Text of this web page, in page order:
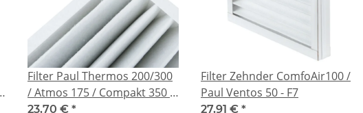
Filter Paul Thermos 200/300
/ Atmos 175 / Compakt 350 -
G4
23,70 € *
Filter Zehnder ComfoAir100 /
Paul Ventos 50 - F7
27,91 € *